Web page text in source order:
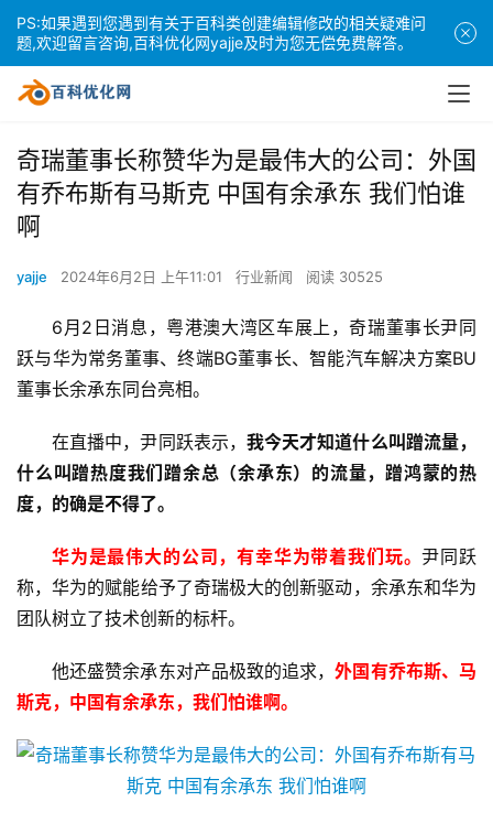
奇瑞董事长称赞华为是最伟大的公司：外国
有乔布斯有马斯克 中国有余承东 我们怕谁
啊
yajje 2024年6月2日 上午11:01 行业新闻 阅读 30525
6月2日消息，粤港澳大湾区车展上，奇瑞董事长尹同
跃与华为常务董事、终端BG董事长、智能汽车解决方案BU
董事长余承东同台亮相。
在直播中，尹同跃表示， 我今天才知道什么叫蹭流量，
什么叫蹭热度我们蹭余总（余承东）的流量，蹭鸿蒙的热
度，的确是不得了。
华为是最伟大的公司，有幸华为带着我们玩。尹同跃
称，华为的赋能给予了奇瑞极大的创新驱动，余承东和华为
团队树立了技术创新的标杆。
他还盛赞余承东对产品极致的追求，外国有乔布斯、马
斯克，中国有余承东，我们怕谁啊。
PS:如果遇到您遇到有关于百科类创建编辑修改的相关疑难问
题,欢迎留言咨询,百科优化网yajje及时为您无偿免费解答。